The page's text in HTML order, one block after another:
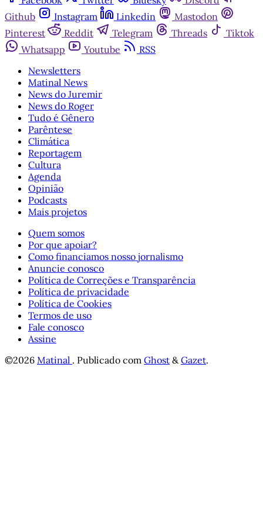
Github
Instagram Linkedin
Mastodon
Pinterest
Reddit Telegram Threads
Tiktok
Whatsapp
Youtube
RSS
Newsletters
Matinal News
News do Juremir
News do Roger
Tudo é Gênero
Parêntese
Climática
Reportagem
Cultura
Agenda
Opinião
Podcasts
Mais projetos
Quem somos
Por que apoiar?
Como financiamos nosso jornalismo
Anuncie conosco
Política de Correções e Transparência
Política de privacidade
Política de Cookies
Termos de uso
Fale conosco
Assine
©2026 Matinal . Publicado com Ghost &Gazet.